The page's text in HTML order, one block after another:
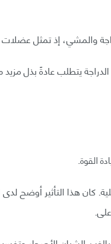
والمشي، إذ تمثل عضلات
يتطلب عادةً بذل مزيد
القوة.
هذا التأثير أوضح لدى